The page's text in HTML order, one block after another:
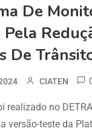
De
Pela
De
CIATEN
realizado no
versão-teste da